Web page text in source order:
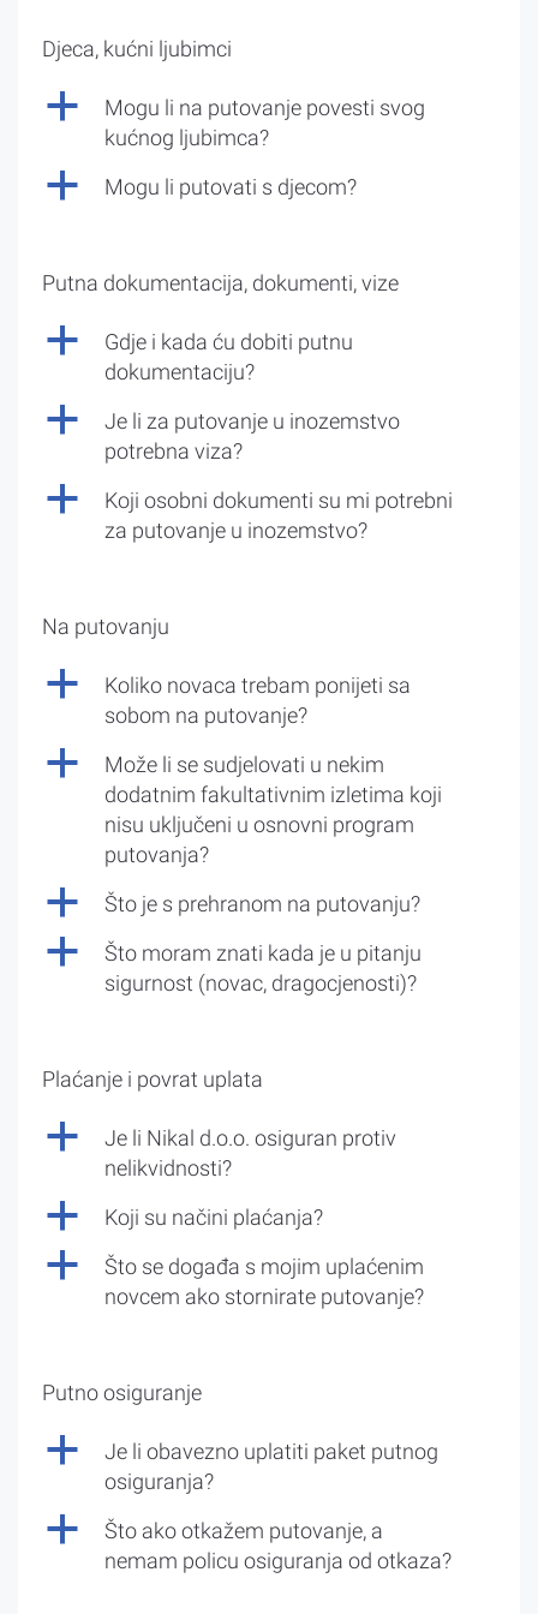
Djeca, kućni ljubimci
a
Mogu li na putovanje povesti svog
kućnog ljubimca?
a Mogu li putovati s djecom?
Putna dokumentacija, dokumenti, vize
a
Gdje i kada ću dobiti putnu
dokumentaciju?
a
Je li za putovanje u inozemstvo
potrebna viza?
a
Koji osobni dokumenti su mi potrebni
za putovanje u inozemstvo?
Na putovanju
a
Koliko novaca trebam ponijeti sa
sobom na putovanje?
a
Može li se sudjelovati u nekim
dodatnim fakultativnim izletima koji
nisu uključeni u osnovni program
putovanja?
a Što je s prehranom na putovanju?
a
Što moram znati kada je u pitanju
sigurnost (novac, dragocjenosti)?
Plaćanje i povrat uplata
a
Je li Nikal d.o.o. osiguran protiv
nelikvidnosti?
a Koji su načini plaćanja?
a
Što se događa s mojim uplaćenim
novcem ako stornirate putovanje?
Putno osiguranje
a
Je li obavezno uplatiti paket putnog
osiguranja?
a
Što ako otkažem putovanje, a
nemam policu osiguranja od otkaza?